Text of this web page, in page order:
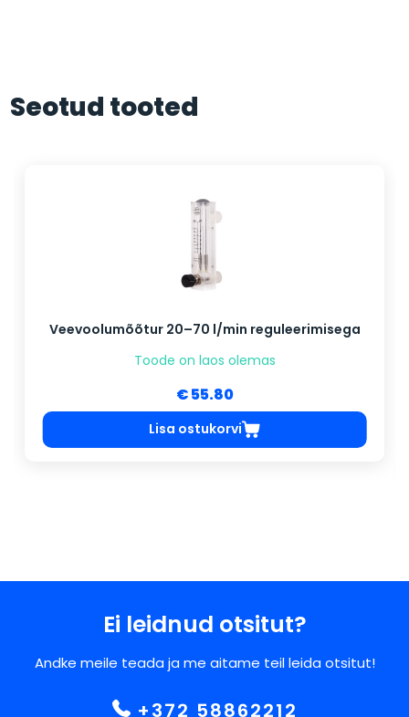
Seotud tooted
Veevoolumõõtur 20–70 l/min reguleerimisega
Toode on laos olemas
€ 55.80
Lisa ostukorvi
Ei leidnud otsitut?
Andke meile teada ja me aitame teil leida otsitut!
+372 58862212